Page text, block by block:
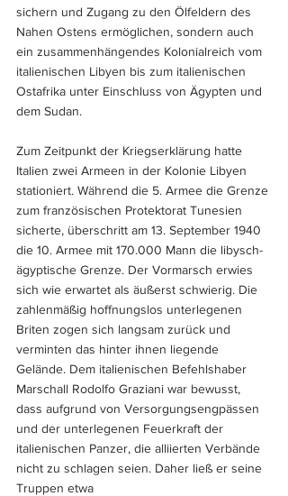
sichern und Zugang zu den Ölfeldern des
Nahen Ostens ermöglichen, sondern auch
ein zusammenhängendes Kolonialreich vom
italienischen Libyen bis zum italienischen
Ostafrika unter Einschluss von Ägypten und
dem Sudan.
Zum Zeitpunkt der Kriegserklärung hatte
Italien zwei Armeen in der Kolonie Libyen
stationiert. Während die 5. Armee die Grenze
zum französischen Protektorat Tunesien
sicherte, überschritt am 13. September 1940
die 10. Armee mit 170.000 Mann die libysch-
ägyptische Grenze. Der Vormarsch erwies
sich wie erwartet als äußerst schwierig. Die
zahlenmäßig hoffnungslos unterlegenen
Briten zogen sich langsam zurück und
verminten das hinter ihnen liegende
Gelände. Dem italienischen Befehlshaber
Marschall Rodolfo Graziani war bewusst,
dass aufgrund von Versorgungsengpässen
und der unterlegenen Feuerkraft der
italienischen Panzer, die alliierten Verbände
nicht zu schlagen seien. Daher ließ er seine
Truppen etwa